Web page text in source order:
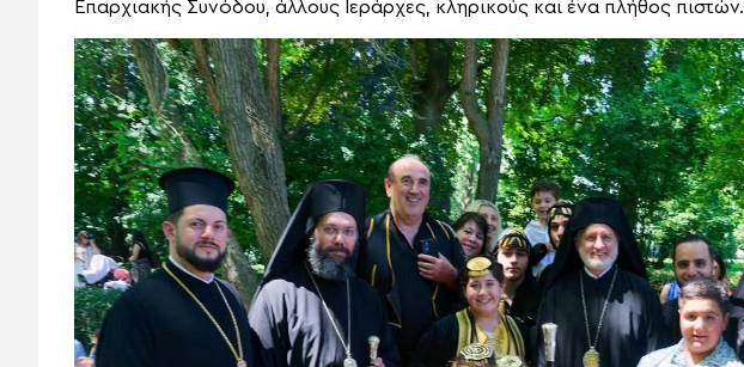
Επαρχιακής Συνόδου, άλλους Ιεράρχες, κληρικούς και ένα πλήθος πιστών.